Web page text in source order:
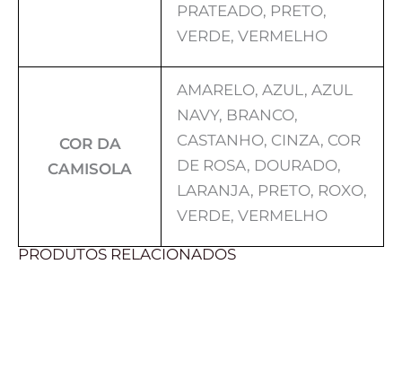
PRATEADO, PRETO,
VERDE, VERMELHO
COR DA
CAMISOLA
AMARELO, AZUL, AZUL
NAVY, BRANCO,
CASTANHO, CINZA, COR
DE ROSA, DOURADO,
LARANJA, PRETO, ROXO,
VERDE, VERMELHO
PRODUTOS RELACIONADOS